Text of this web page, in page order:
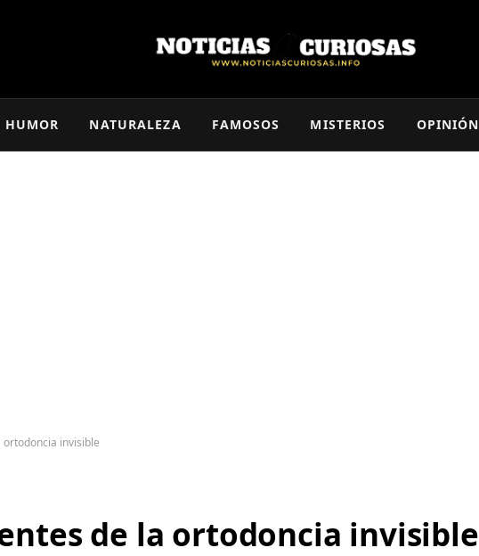
HUMOR NATURALEZA FAMOSOS MISTERIOS OPINIÓN
invisible
de la ortodoncia invisible